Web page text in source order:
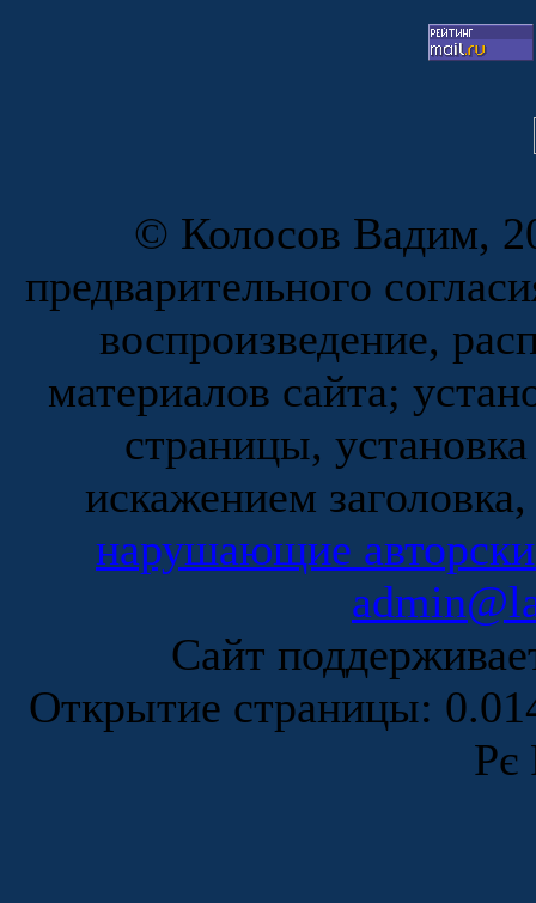
© Колосов Вадим,
предварительного
воспроизведение,
материалов сайта;
страницы,
искажением
нарушающие
Сайт
Открытие страницы:
Рє